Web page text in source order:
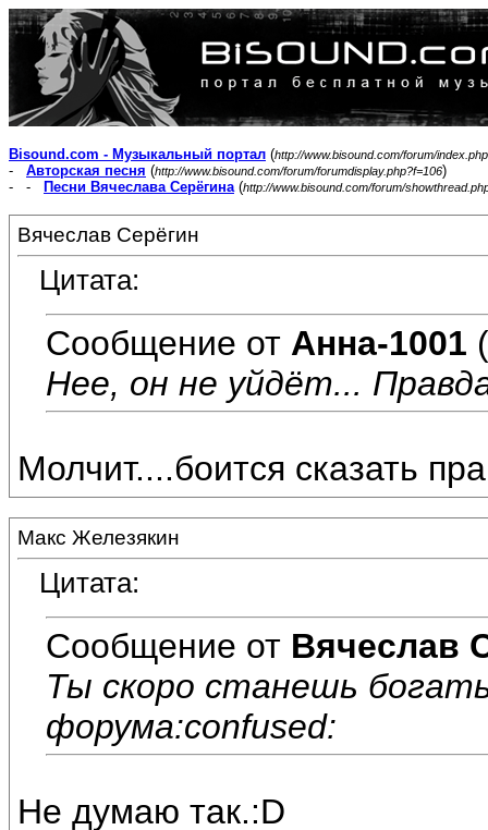
Bisound.com - Музыкальный портал (http://www.bisound.com/forum/index.php
- Авторская песня (http://www.bisound.com/forum/forumdisplay.php?f=106)
- -
Песни Вячеслава Серёгина(http://www.bisound.com/forum/
Вячеслав Серёгин
Цитата:
Сообщение от Анна-1001
Нее, он не уйдёт...
Молчит....боится сказать
Макс Железякин
Цитата:
Сообщение от Вячеслав
Ты скоро станешь
форума:confused:
Не думаю так.:D